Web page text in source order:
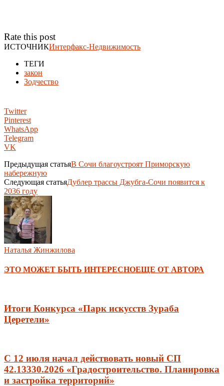
Rate this post
ИСТОЧНИКИнтерфакс-Недвижимость
ТЕГИ
закон
Зодчество
Twitter
Pinterest
WhatsApp
Telegram
VK
Предыдущая статьяВ Сочи благоустроят Приморскую
набережную
Следующая статьяДублер трассы Джубга-Сочи появится к
2036 году
Наталья Жинжилова
ЭТО МОЖЕТ БЫТЬ ИНТЕРЕСНОЕЩЕ ОТ АВТОРА
Итоги Конкурса «Парк искусств Зураба
Церетели»
С 12 июля начал действовать новый СП
42.13330.2026 «Градостроительство. Планировка
и застройка территорий»